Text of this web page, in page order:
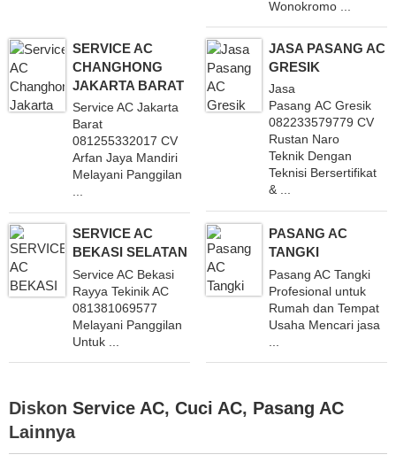
Wonokromo ...
SERVICE AC
CHANGHONG
JAKARTA BARAT
Service AC Jakarta
Barat
081255332017 CV
Arfan Jaya Mandiri
Melayani Panggilan
...
JASA PASANG AC
GRESIK
Jasa
Pasang AC Gresik
082233579779 CV
Rustan Naro
Teknik Dengan
Teknisi Bersertifikat
& ...
SERVICE AC
BEKASI SELATAN
Service AC Bekasi
Rayya Tekinik AC
081381069577
Melayani Panggilan
Untuk ...
PASANG AC
TANGKI
Pasang AC Tangki
Profesional untuk
Rumah dan Tempat
Usaha Mencari jasa
Diskon Service AC, Cuci AC, Pasang AC
Lainnya